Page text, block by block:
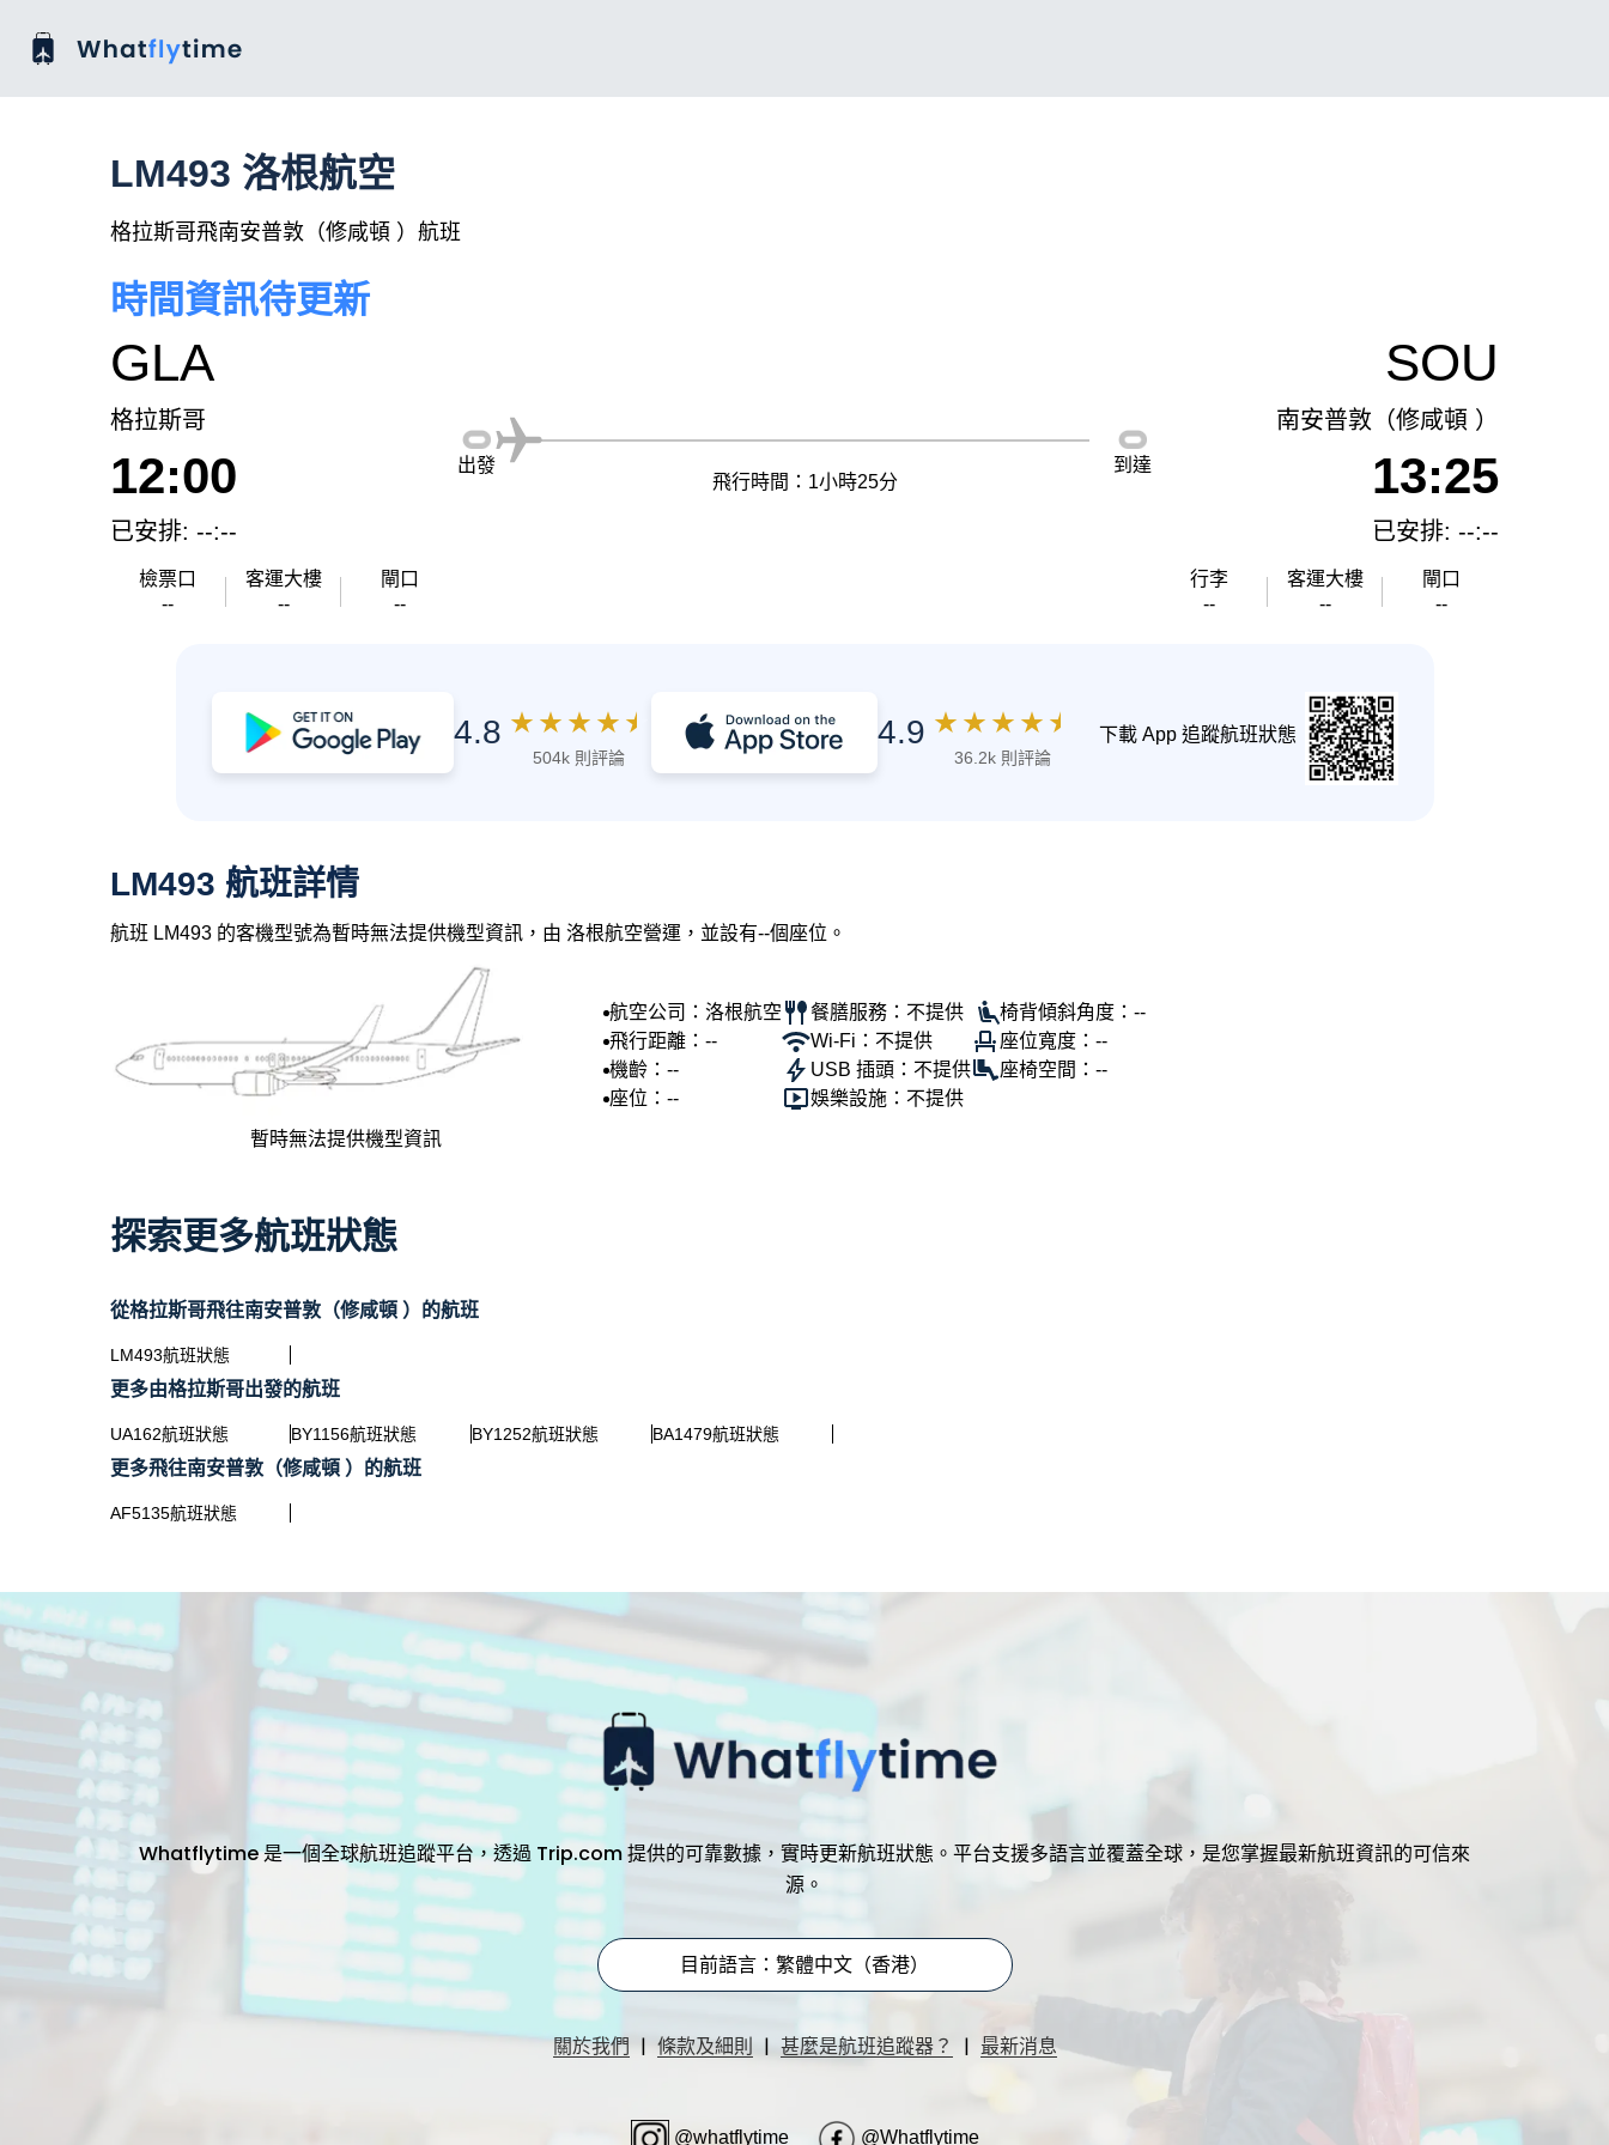
LM493 洛根航空
格拉斯哥飛南安普敦（修咸頓 ）航班
時間資訊待更新
GLA
格拉斯哥
12:00
已安排: --:--
檢票口
--
客運大樓
--
閘口
--
出發
飛行時間：1小時25分
到達
SOU
南安普敦（修咸頓 ）
13:25
已安排: --:--
行李
--
客運大樓
--
閘口
--
4.8 ★ ★ ★ ★ ★
504k 則評論
4.9 ★ ★ ★ ★ ★
36.2k 則評論
下載 App 追蹤航班狀態
LM493 航班詳情
航班 LM493 的客機型號為暫時無法提供機型資訊，由 洛根航空營運，並設有--個座位。
暫時無法提供機型資訊
航空公司：洛根航空
飛行距離：--
機齡：--
座位：--
餐膳服務：不提供
Wi-Fi：不提供
USB 插頭：不提供
娛樂設施：不提供
椅背傾斜角度：--
座位寬度：--
座椅空間：--
探索更多航班狀態
從格拉斯哥飛往南安普敦（修咸頓 ）的航班
LM493航班狀態
更多由格拉斯哥出發的航班
UA162航班狀態 BY1156航班狀態 BY1252航班狀態 BA1479航班狀態
更多飛往南安普敦（修咸頓 ）的航班
AF5135航班狀態
Whatflytime 是一個全球航班追蹤平台，透過 Trip.com 提供的可靠數據，實時更新航班狀態。平台支援多語言並覆蓋全球，是您掌握最新航班資訊的可信來
源。
目前語言：繁體中文（香港）
關於我們 | 條款及細則 | 甚麼是航班追蹤器？ | 最新消息
@whatflytime @Whatflytime